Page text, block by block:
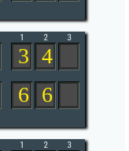
3 4
6 6